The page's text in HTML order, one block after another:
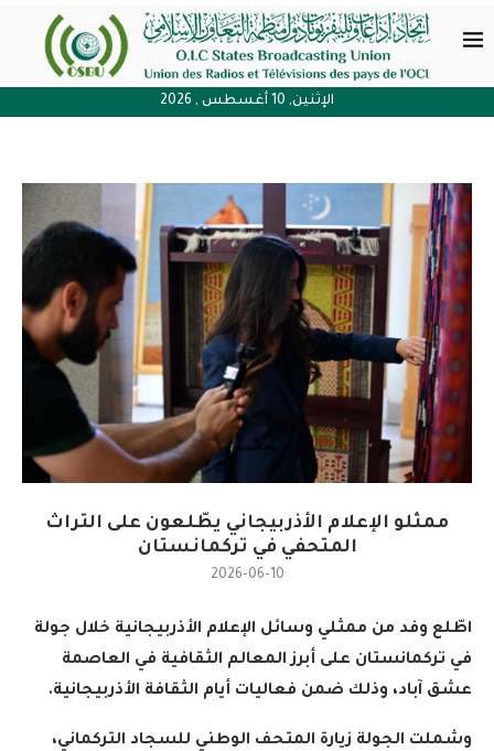
الإثنين, 10 أغسطس , 2026
ممثلو الإعلام الأذربيجاني يطّلعون على التراث
المتحفي في تركمانستان
2026-06-10
اطّلع وفد من ممثلي وسائل الإعلام الأذربيجانية خلال جولة
في تركمانستان على أبرز المعالم الثقافية في العاصمة
عشق آباد، وذلك ضمن فعاليات أيام الثقافة الأذربيجانية.
وشملت الجولة زيارة المتحف الوطني للسجاد التركماني،